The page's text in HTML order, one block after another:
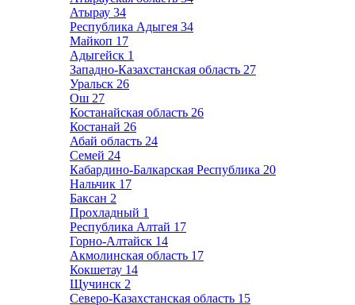
Атырау 34
Республика Адыгея 34
Майкоп 17
Адыгейск 1
Западно-Казахстанская область 27
Уральск 26
Ош 27
Костанайская область 26
Костанай 26
Абай область 24
Семей 24
Кабардино-Балкарская Республика 20
Нальчик 17
Баксан 2
Прохладный 1
Республика Алтай 17
Горно-Алтайск 14
Акмолинская область 17
Кокшетау 14
Щучинск 2
Северо-Казахстанская область 15